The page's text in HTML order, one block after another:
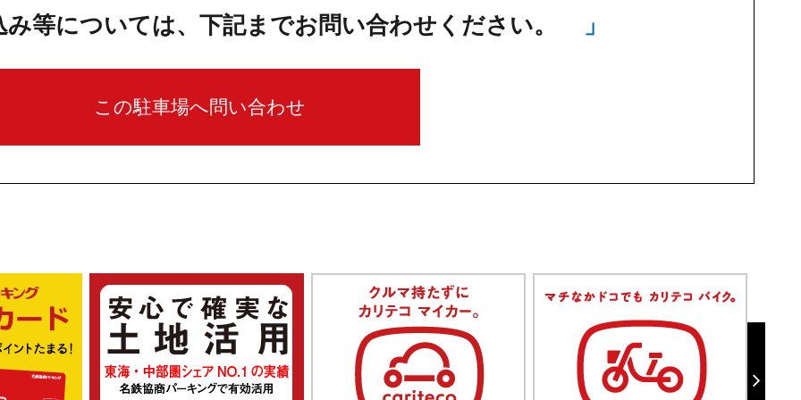
等については、下記までお問い合わせください。
この駐車場へ問い合わせ